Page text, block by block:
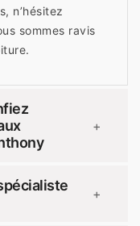
n’hésitez
sommes ravis
+
+